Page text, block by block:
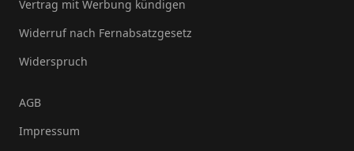
Vertrag mit Werbung kündigen
Widerruf nach Fernabsatzgesetz
Widerspruch
AGB
Impressum